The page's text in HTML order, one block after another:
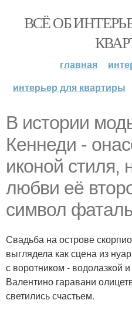
ВСЁ ОБ
главная
интерьер для квартиры
В истории
Кеннеди -
иконой стиля,
любви её
символ
Свадьба на острове
выглядела как сцена из
с воротником - водолазкой
Валентино гаравани
светились счастьем.